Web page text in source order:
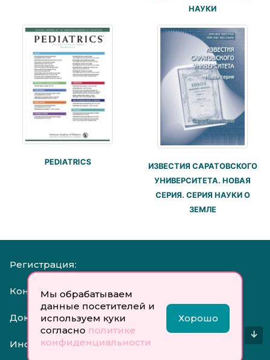
Мы обрабатываем
данные посетителей и
используем куки
согласно политике
конфиденциальности
Хорошо
НАУКИ
PEDIATRICS
ИЗВЕСТИЯ САРАТОВСКОГО
УНИВЕРСИТЕТА. НОВАЯ
СЕРИЯ. СЕРИЯ НАУКИ О
ЗЕМЛЕ
Регистрация:
Контакты:
Документы:
Инфо:
↓